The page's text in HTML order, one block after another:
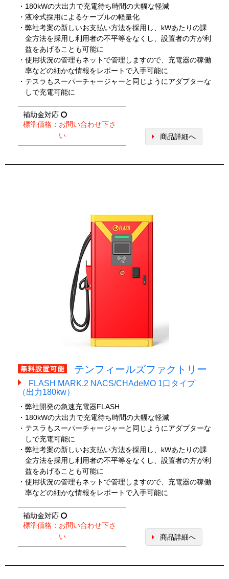
・180kWの大出力で充電待ち時間の大幅な軽減
・液冷式採用によるケーブルの軽量化
・弊社考案の新しいお支払い方法を採用し、kWあたりの課
金方法を採用し利用者の不平等をなくし、設置者の方が利
益をあげることも可能に
・使用状況の管理もネットで管理しますので、充電器の稼働
率などの細かな情報をレポートで入手可能に
・テスラもスーパーチャージャーと同じようにアダプターな
しで充電可能に
補助金対応
標準価格：お問い合わせ下さ
い
商品詳細へ
テンフィールズファクトリー
FLASH MARK.2 NACS/CHAdeMO 1口タイプ
（出力180kw）
・弊社開発の急速充電器FLASH
・180kWの大出力で充電待ち時間の大幅な軽減
・テスラもスーパーチャージャーと同じようにアダプターな
しで充電可能に
・弊社考案の新しいお支払い方法を採用し、kWあたりの課
金方法を採用し利用者の不平等をなくし、設置者の方が利
益をあげることも可能に
・使用状況の管理もネットで管理しますので、充電器の稼働
率などの細かな情報をレポートで入手可能に
補助金対応
標準価格：お問い合わせ下さ
い
商品詳細へ